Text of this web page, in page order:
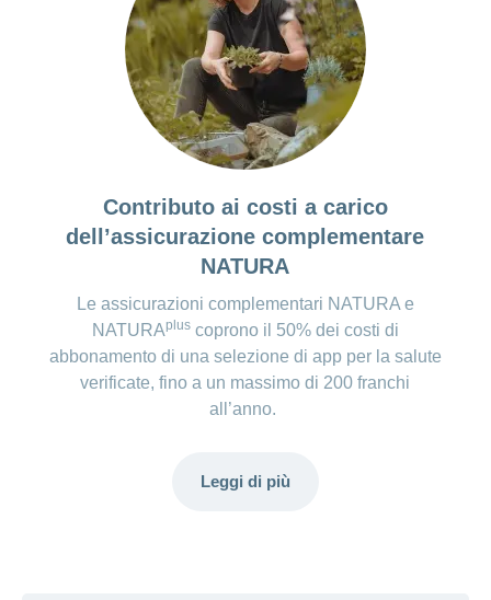
Costi della versione premium*:
Non esiste una versione a pagamento.
*Sebbene verifichiamo e aggiorniamo regolarmente le
informazioni relative al prezzo delle app, possono verificarsi
Contributo ai costi a carico
dell’assicurazione complementare
NATURA
Le assicurazioni complementari NATURA e
NATURApluscoprono il 50% dei costi di
abbonamento di una selezione di app per la salute
verificate, fino a un massimo di 200 franchi
all’anno.
Leggi di più